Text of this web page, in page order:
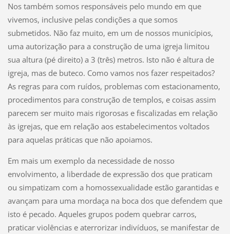
Nos também somos responsáveis pelo mundo em que
vivemos, inclusive pelas condições a que somos
submetidos. Não faz muito, em um de nossos municípios,
uma autorização para a construção de uma igreja limitou
sua altura (pé direito) a 3 (três) metros. Isto não é altura de
igreja, mas de buteco. Como vamos nos fazer respeitados?
As regras para com ruídos, problemas com estacionamento,
procedimentos para construção de templos, e coisas assim
parecem ser muito mais rigorosas e fiscalizadas em relação
às igrejas, que em relação aos estabelecimentos voltados
para aquelas práticas que não apoiamos.
Em mais um exemplo da necessidade de nosso
envolvimento, a liberdade de expressão dos que praticam
ou simpatizam com a homossexualidade estão garantidas e
avançam para uma mordaça na boca dos que defendem que
isto é pecado. Aqueles grupos podem quebrar carros,
praticar violências e aterrorizar indivíduos, se manifestar de